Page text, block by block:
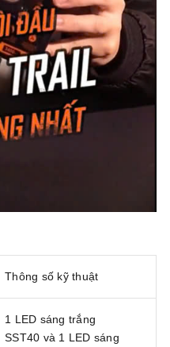
Thông số kỹ thuật
1 LED sáng trắng
SST40 và 1 LED sáng